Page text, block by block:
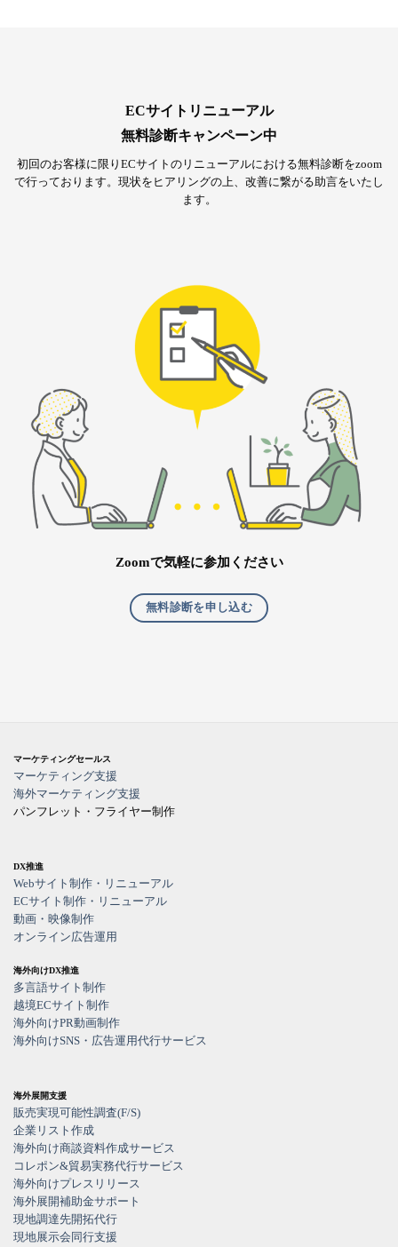
ECサイトリニューアル
無料診断キャンペーン中
初回のお客様に限りECサイトのリニューアルにおける無料診断をzoom
で行っております。 現状をヒアリングの上、改善に繋がる助言をいたし
ます。
Zoomで気軽に参加ください
無料診断を申し込む
マーケティングセールス
マーケティング支援
海外マーケティング支援
パンフレット・フライヤー制作
DX推進
Webサイト制作・リニューアル
ECサイト制作・リニューアル
動画・映像制作
オンライン広告運用
海外向けDX推進
多言語サイト制作
越境ECサイト制作
海外向けPR動画制作
海外向けSNS・広告運用代行サービス
海外展開支援
販売実現可能性調査(F/S)
企業リスト作成
海外向け商談資料作成サービス
コレポン&貿易実務代行サービス
海外向けプレスリリース
海外展開補助金サポート
現地調達先開拓代行
現地展示会同行支援